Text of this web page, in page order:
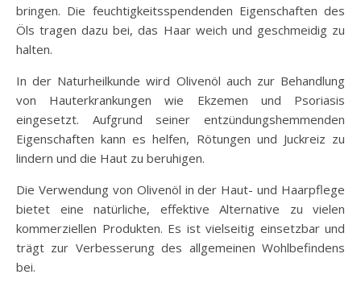
bringen. Die feuchtigkeitsspendenden Eigenschaften des
Öls tragen dazu bei, das Haar weich und geschmeidig zu
halten.
In der Naturheilkunde wird Olivenöl auch zur Behandlung
von Hauterkrankungen wie Ekzemen und Psoriasis
eingesetzt. Aufgrund seiner entzündungshemmenden
Eigenschaften kann es helfen, Rötungen und Juckreiz zu
lindern und die Haut zu beruhigen.
Die Verwendung von Olivenöl in der Haut- und Haarpflege
bietet eine natürliche, effektive Alternative zu vielen
kommerziellen Produkten. Es ist vielseitig einsetzbar und
trägt zur Verbesserung des allgemeinen Wohlbefindens
bei.